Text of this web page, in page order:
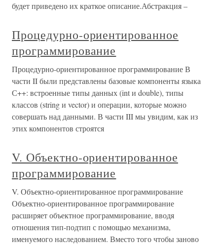
будет приведено их краткое описание.Абстракция –
Процедурно-ориентированное
программирование
Процедурно-ориентированное программирование В
части II были представлены базовые компоненты языка
С++: встроенные типы данных (int и double), типы
классов (string и vector) и операции, которые можно
совершать над данными. В части III мы увидим, как из
этих компонентов строятся
V. Объектно-ориентированное
программирование
V. Объектно-ориентированное программирование
Объектно-ориентированное программирование
расширяет объектное программирование, вводя
отношения тип-подтип с помощью механизма,
именуемого наследованием. Вместо того чтобы заново